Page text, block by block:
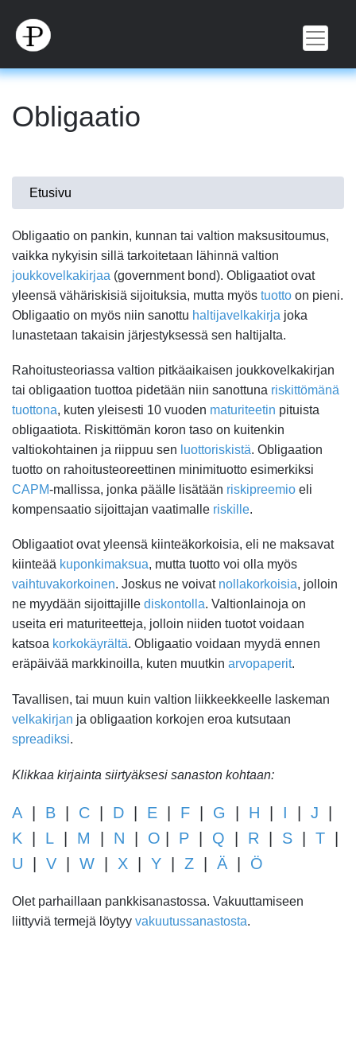
pääsisältöön
Obligaatio
Olet
täällä
Etusivu
Obligaatio on pankin, kunnan tai valtion maksusitoumus,
vaikka nykyisin sillä tarkoitetaan lähinnä valtion
joukkovelkakirjaa (government bond). Obligaatiot ovat
yleensä vähäriskisiä sijoituksia, mutta myös tuotto on pieni.
Obligaatio on myös niin sanottu haltijavelkakirja joka
lunastetaan takaisin järjestyksessä sen haltijalta.
Rahoitusteoriassa valtion pitkäaikaisen joukkovelkakirjan
tai obligaation tuottoa pidetään niin sanottuna riskittömänä
tuottona, kuten yleisesti 10 vuoden maturiteetin pituista
obligaatiota. Riskittömän koron taso on kuitenkin
valtiokohtainen ja riippuu sen luottoriskistä. Obligaation
tuotto on rahoitusteoreettinen minimituotto esimerkiksi
CAPM-mallissa, jonka päälle lisätään riskipreemio eli
kompensaatio sijoittajan vaatimalle riskille.
Obligaatiot ovat yleensä kiinteäkorkoisia, eli ne maksavat
kiinteää kuponkimaksua, mutta tuotto voi olla myös
vaihtuvakorkoinen. Joskus ne voivat nollakorkoisia, jolloin
ne myydään sijoittajille diskontolla. Valtionlainoja on
useita eri maturiteetteja, jolloin niiden tuotot voidaan
katsoa korkokäyrältä. Obligaatio voidaan myydä ennen
eräpäivää markkinoilla, kuten muutkin arvopaperit.
Tavallisen, tai muun kuin valtion liikkeekkeelle laskeman
velkakirjan ja obligaation korkojen eroa kutsutaan
spreadiksi.
Klikkaa kirjainta siirtyäksesi sanaston kohtaan:
A B C D E F G H I J
K
L M N O P Q R S T
U
V W X Y Z Ä Ö
Olet parhaillaan pankkisanastossa. Vakuuttamiseen
liittyviä termejä löytyy vakuutussanastosta.